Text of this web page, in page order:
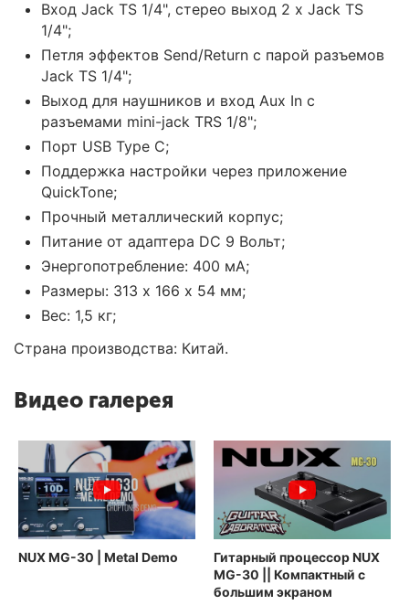
Вход Jack TS 1/4", стерео выход 2 x Jack TS
1/4";
Петля эффектов Send/Return с парой разъемов
Jack TS 1/4";
Выход для наушников и вход Aux In с
разъемами mini-jack TRS 1/8";
Порт USB Type C;
Поддержка настройки через приложение
QuickTone;
Прочный металлический корпус;
Питание от адаптера DC 9 Вольт;
Энергопотребление: 400 мА;
Размеры: 313 х 166 х 54 мм;
Вес: 1,5 кг;
Страна производства: Китай.
Видео галерея
NUX MG-30 | Metal Demo
Гитарный процессор NUX
MG-30 || Компактный с
большим экраном